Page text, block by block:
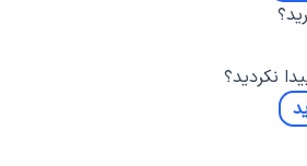
نکردید؟